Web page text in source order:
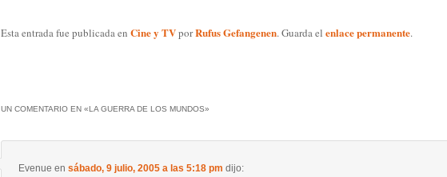
Esta entrada fue publicada en Cine y TVporRufus Gefangenen. Guarda el enlace permanente.
UN COMENTARIO EN «LA GUERRA DE LOS MUNDOS»
Evenue en sábado, 9 julio, 2005 a las 5:18 pm dijo: